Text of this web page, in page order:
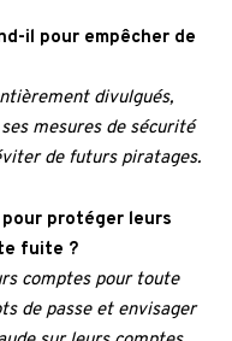
il pour empêcher de
divulgués,
mesures de sécurité
de futurs piratages.
protéger leurs
fuite ?
comptes pour toute
de passe et envisager